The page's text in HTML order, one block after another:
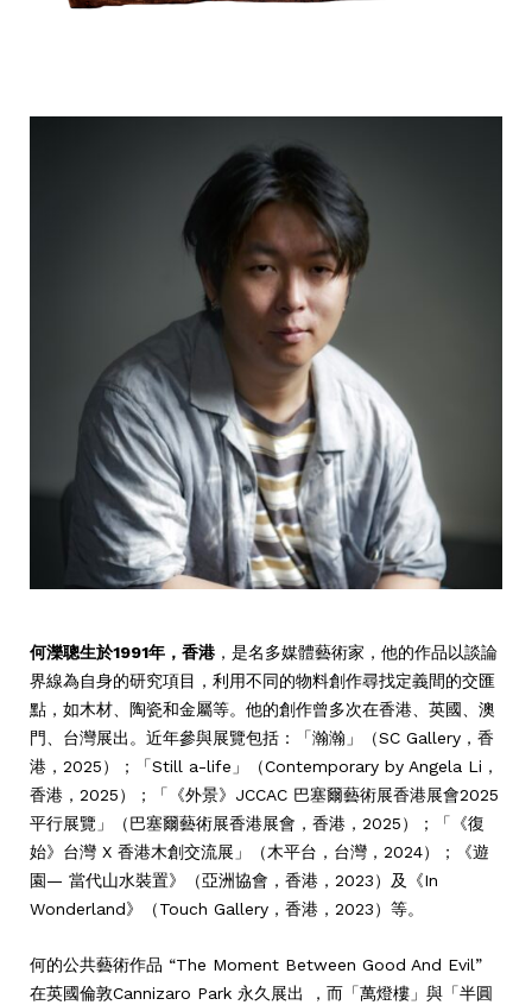
何濼聰生於1991年，香港 ，是名多媒體藝術家，他的作品以談論
界線為自身的研究項目，利用不同的物料創作尋找定義間的交匯
點，如木材、陶瓷和金屬等。他的創作曾多次在香港、英國、澳
門、台灣展出。近年參與展覽包括：「瀚瀚」（SC Gallery，香
港，2025）；「Still a-life」（Contemporary by Angela Li，
香港，2025）；「《外景》JCCAC 巴塞爾藝術展香港展會2025
平行展覽」（巴塞爾藝術展香港展會，香港，2025）；「《復
始》台灣 X 香港木創交流展」（木平台，台灣，2024）；《遊
園— 當代山水裝置》（亞洲協會，香港，2023）及《In
Wonderland》（Touch Gallery，香港，2023）等。
何的公共藝術作品 “The Moment Between Good And Evil”
在英國倫敦Cannizaro Park 永久展出 ，而「萬燈樓」與「半圓